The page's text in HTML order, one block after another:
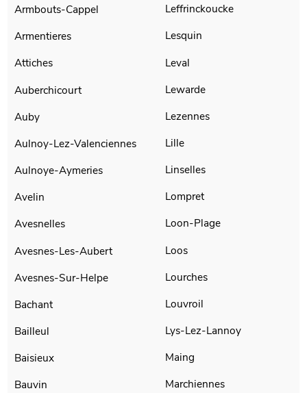
Armbouts-Cappel
Armentieres
Attiches
Auberchicourt
Auby
Aulnoy-Lez-Valenciennes
Aulnoye-Aymeries
Avelin
Avesnelles
Avesnes-Les-Aubert
Avesnes-Sur-Helpe
Bachant
Bailleul
Baisieux
Bauvin
Leffrinckoucke
Lesquin
Leval
Lewarde
Lezennes
Lille
Linselles
Lompret
Loon-Plage
Loos
Lourches
Louvroil
Lys-Lez-Lannoy
Maing
Marchiennes